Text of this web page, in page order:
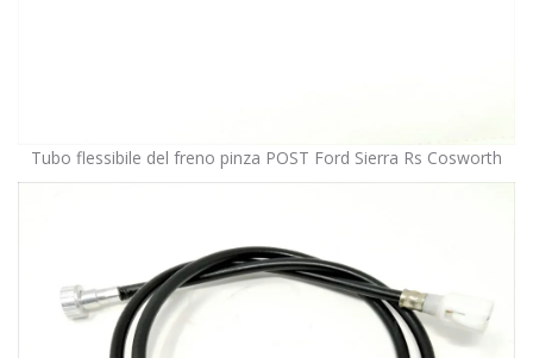
Tubo flessibile del freno pinza POST Ford Sierra Rs Cosworth